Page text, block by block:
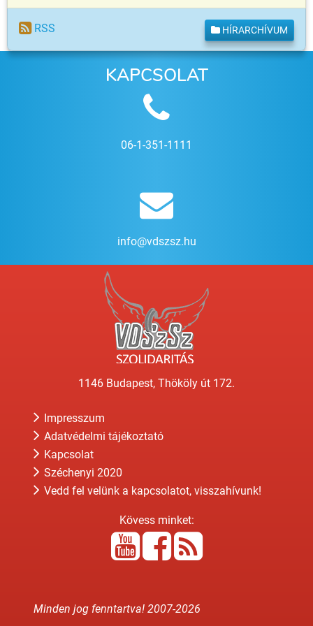
RSS HÍRARCHÍVUM
KAPCSOLAT
06-1-351-1111
info@vdszsz.hu
1146 Budapest, Thököly út 172.
Impresszum
Adatvédelmi tájékoztató
Kapcsolat
Széchenyi 2020
Vedd fel velünk a kapcsolatot, visszahívunk!
Kövess minket:
Minden jog fenntartva! 2007-2026